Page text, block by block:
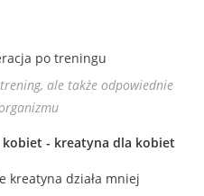
ale także odpowiednie
kobiet - kreatyna dla kobiet
kreatyna działa mniej